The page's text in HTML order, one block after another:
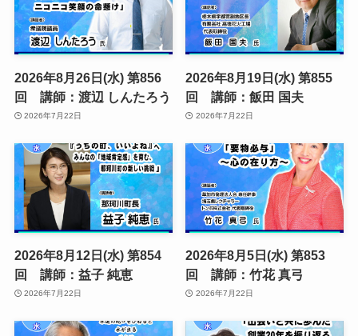
2026年8月26日(水) 第856
回 講師：渡辺 しんたろう
2026年7月22日
2026年8月19日(水) 第855
回 講師：飯田 国夫
2026年7月22日
2026年8月12日(水) 第854
回 講師：益子 純恵
2026年7月22日
2026年8月5日(水) 第853
回 講師：竹花 真弓
2026年7月22日